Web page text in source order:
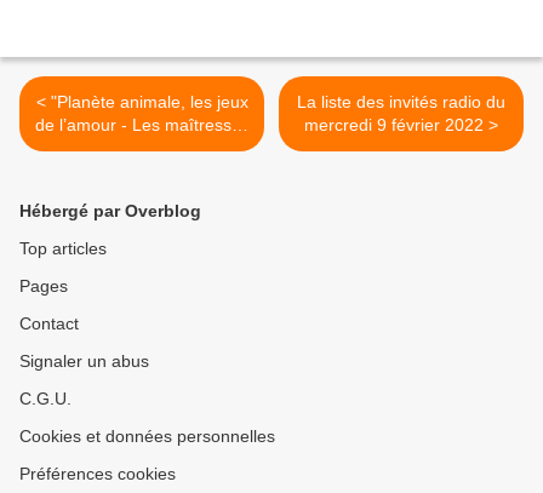
< "Planète animale, les jeux
de l’amour - Les maîtresses
du jeu", documentaire inédit
La liste des invités radio du
mercredi 9 février 2022 >
Hébergé par Overblog
Top articles
Pages
Contact
Signaler un abus
C.G.U.
Cookies et données personnelles
Préférences cookies